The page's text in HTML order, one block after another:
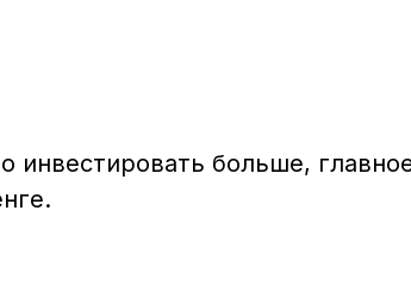
больше,